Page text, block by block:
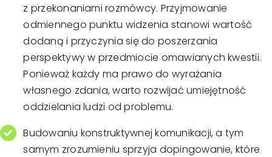
z przekonaniami rozmówcy. Przyjmowanie
odmiennego punktu widzenia stanowi wartość
dodaną i przyczynia się do poszerzania
perspektywy w przedmiocie omawianych kwestii.
Ponieważ każdy ma prawo do wyrażania
własnego zdania, warto rozwijać umiejętność
oddzielania ludzi od problemu.
Budowaniu konstruktywnej komunikacji, a tym
samym zrozumieniu sprzyja dopingowanie, które